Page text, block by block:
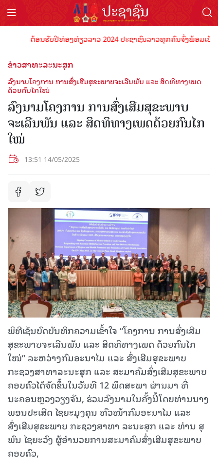
ຕ້ອນຮັບປີທ່ອງທ່ຽວລາວ 2024 ປະຊາຊົນລາວທຸກຄົນຈົ່ງພ້ອມເປັນ
ຂ່າວສາທະລະນະສຸກ
ລົງນາມໂຄງການ ການສົ່ງເສີມສຸຂະພາບຈະເລີນພັນ ແລະ ສິດທິທາງເພດ
ດ້ວຍກົນໄກໃໝ່
ລົງນາມໂຄງການ ການສົ່ງເສີມສຸຂະພາບ
ຈະເລີນພັນ ແລະ ສິດທິທາງເພດດ້ວຍກົນໄກ
ໃໝ່
13:51 14/05/2025
ພິທີເຊັນບົດບັນທຶກຄວາມເຂົ້າໃຈ “ໂຄງການ ການສົ່ງເສີມ
ສຸຂະພາບຈະເລີນພັນ ແລະ ສິດທິທາງເພດ ດ້ວຍກົນໄກ
ໃໝ່” ລະຫວ່າງກົມອະນາໄມ ແລະ ສົ່ງເສີມສຸຂະພາບ
ກະຊວງສາທາລະນະສຸກ ແລະ ສະມາຄົມສົ່ງເສີມສຸຂະພາບ
ຄອບຄົວໄດ້ຈັດຂຶ້ນໃນວັນທີ 12 ພຶດສະພາ ຜ່ານມາ ທີ່
ນະຄອນຫຼວງວຽງຈັນ, ຮ່ວມລົງນາມໃນຄັ້ງນີ້ໂດຍທ່ານນາງ
ພອນປະເສີດ ໄຊຍະມຸງຄຸນ ຫົວໜ້າກົມອະນາໄມ ແລະ
ສົ່ງເສີມສຸຂະພາບ ກະຊວງສາທາ ລະນະສຸກ ແລະ ທ່ານ ສຸ
ພົນ ໄຊຍະວົງ ຜູ້ອຳນວຍການສະມາຄົມສົ່ງເສີມສຸຂະພາບ
ຄອບຄົວ,